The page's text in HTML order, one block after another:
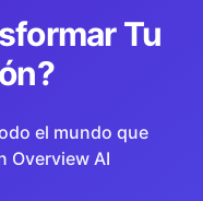
Tu
el mundo que
Overview AI